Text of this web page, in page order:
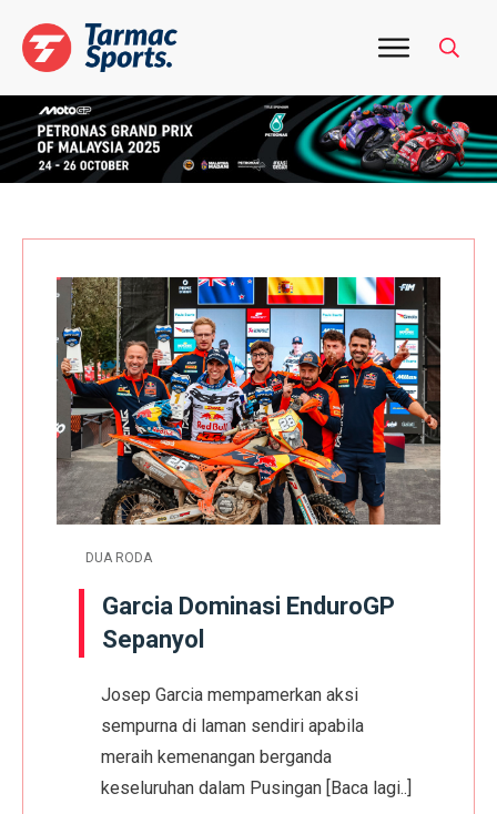
DUA RODA
Garcia Dominasi EnduroGP
Sepanyol
Josep Garcia mempamerkan aksi
sempurna di laman sendiri apabila
meraih kemenangan berganda
keseluruhan dalam Pusingan [Baca lagi..]